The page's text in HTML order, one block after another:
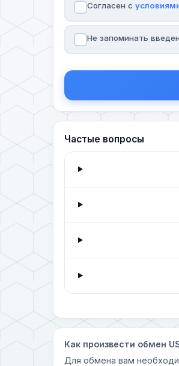
Согласен с
Не запоминать
Частые вопросы
Как произвести обмен
Для обмена вам